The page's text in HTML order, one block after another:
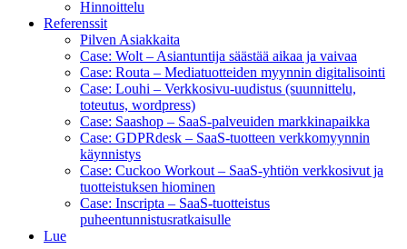
Hinnoittelu
Referenssit
Pilven Asiakkaita
Case: Wolt – Asiantuntija säästää aikaa ja vaivaa
Case: Routa – Mediatuotteiden myynnin digitalisointi
Case: Louhi – Verkkosivu-uudistus (suunnittelu,
toteutus, wordpress)
Case: Saashop – SaaS-palveuiden markkinapaikka
Case: GDPRdesk – SaaS-tuotteen verkkomyynnin
käynnistys
Case: Cuckoo Workout – SaaS-yhtiön verkkosivut ja
tuotteistuksen hiominen
Case: Inscripta – SaaS-tuotteistus
puheentunnistusratkaisulle
Lue